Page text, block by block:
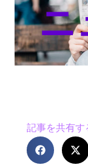
ニ
記事を共有す